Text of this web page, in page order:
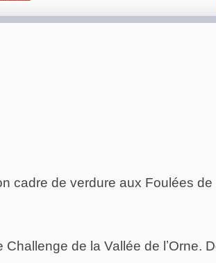
cadre de verdure aux Foulées de
de la Vallée de lʼOrne.